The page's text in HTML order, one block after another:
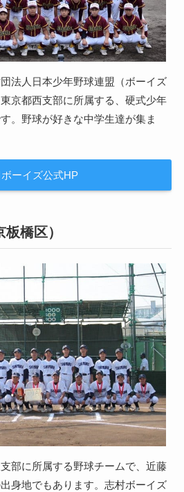
法人日本少年野球連盟（ボーイズ
京都西支部に所属する、硬式少年
。野球が好きな中学生達が集ま
ーイズ公式HP
橋区）
部に所属する野球チームで、近藤
身地でもあります。志村ボーイズ